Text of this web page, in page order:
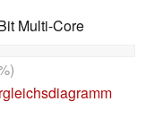
Multi-Core